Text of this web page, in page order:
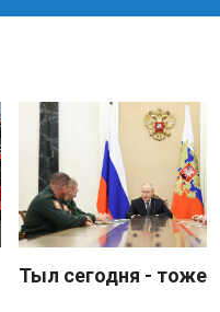
Тыл сегодня - тоже